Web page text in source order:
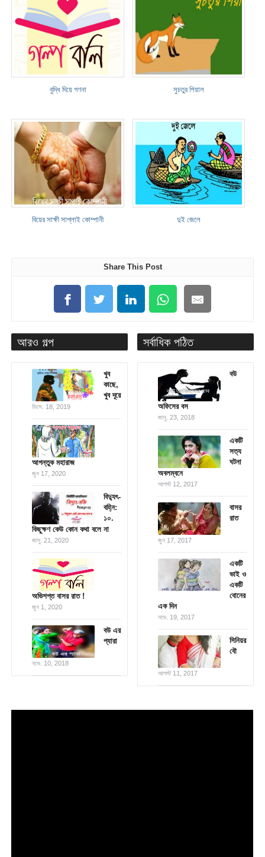
বুদ্ধি দিয়ে গণনা সুচতুর শিয়াল
বিয়ের সাক্ষী সাপ্লাই কোম্পানী দুই জেলে
Share This Post
আরও গল্প
খুব
কাছে,
খুব দূরে
ডিসে. 18, 2019
আগন্তুক মহারাজ
জুন 17, 2020
বিদ্যুৎ-
বহ্নি:
১০.
কিছুক্ষণ কেউ কোন কথা বলে না
জানু. 21, 2020
অভিশপ্ত বাসর রাত !
জুন 1, 2020
বউ এর
প্যারা
নভে. 10, 2018
সর্বাধিক পঠিত
বউ
অফিসের বস
জানু. 23, 2018
একটি
সত্য
ঘটনা
অবলম্বনে
আগস্ট 12, 2017
বাসর
রাত
জুন 17, 2017
একটি
ভাই ও
একটি
বোনের
এক দিন
নভে. 19, 2017
সিনিয়র
বৌ
আগস্ট 11, 2017